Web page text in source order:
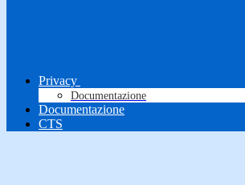
Privacy
Documentazione
Documentazione
CTS